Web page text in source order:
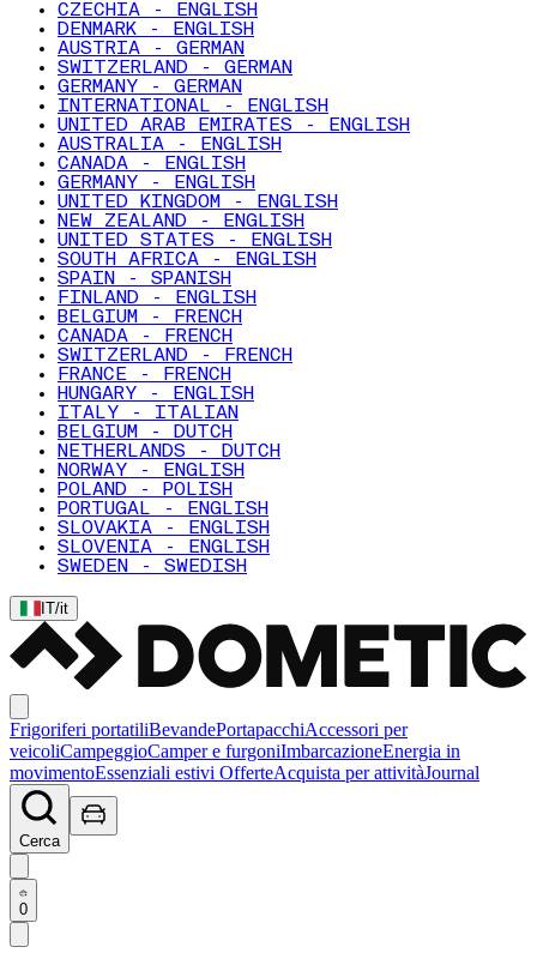
CZECHIA - ENGLISH
DENMARK - ENGLISH
AUSTRIA - GERMAN
SWITZERLAND - GERMAN
GERMANY - GERMAN
INTERNATIONAL - ENGLISH
UNITED ARAB EMIRATES - ENGLISH
AUSTRALIA - ENGLISH
CANADA - ENGLISH
GERMANY - ENGLISH
UNITED KINGDOM - ENGLISH
NEW ZEALAND - ENGLISH
UNITED STATES - ENGLISH
SOUTH AFRICA - ENGLISH
SPAIN - SPANISH
FINLAND - ENGLISH
BELGIUM - FRENCH
CANADA - FRENCH
SWITZERLAND - FRENCH
FRANCE - FRENCH
HUNGARY - ENGLISH
ITALY - ITALIAN
BELGIUM - DUTCH
NETHERLANDS - DUTCH
NORWAY - ENGLISH
POLAND - POLISH
PORTUGAL - ENGLISH
SLOVAKIA - ENGLISH
SLOVENIA - ENGLISH
SWEDEN - SWEDISH
IT/it
Frigoriferi portatiliBevandePortapacchiAccessori per
veicoliCampeggioCamper e furgoniImbarcazioneEnergia in
movimentoEssenziali estivi OfferteAcquista per attivitàJournal
Cerca
0